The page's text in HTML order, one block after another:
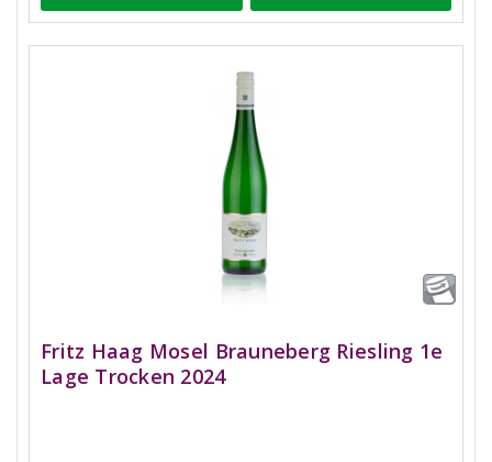
Fritz Haag Mosel Brauneberg Riesling 1e
Lage Trocken 2024